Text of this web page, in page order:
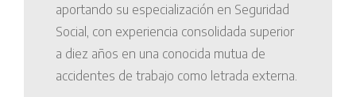
aportando su especialización en Seguridad
Social, con experiencia consolidada superior
a diez años en una conocida mutua de
accidentes de trabajo como letrada externa.